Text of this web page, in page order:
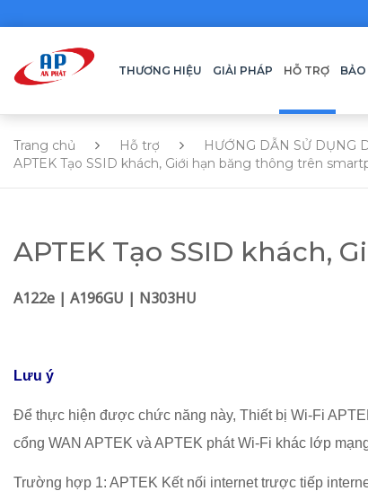
THƯƠNG HIỆU GIẢI PHÁP HỖ TRỢ
Trang chủ Hỗ trợ HƯỚNG DẪN SỬ DỤNG
APTEK Tạo SSID khách, Giới hạn băng thông trên
APTEK Tạo SSID khách,
A122e | A196GU | N303HU
Lưu ý
Để thực hiện được chức năng này, Thiết bị Wi-Fi
cổng WAN APTEK và APTEK phát Wi-Fi khác lớp
Trường hợp 1: APTEK Kết nối internet trược tiếp